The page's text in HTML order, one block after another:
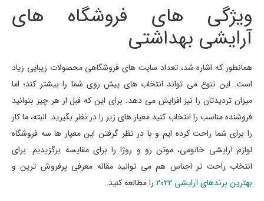
ویژگی های فروشگاه های
آرایشی بهداشتی
همانطور که اشاره شد، تعداد سایت های فروشگاهی محصولات زیبایی زیاد
است. این تنوع می تواند انتخاب های پیش روی شما را بیشتر کند؛ اما
میزان تردیدتان را نیز افزایش می دهد. برای این که قبل از هر چیز بتوانید
فروشنده مناسب را انتخاب کنید معیار های زیر را در نظر بگیرید. البته، ما کار
را برای شما راحت کرده ایم و با در نظر گرفتن این معیار ها سه فروشگاه
لوازم آرایشی خانومی، موتن رو و روژا را برای مقایسه برگزیدیم. برای
انتخاب راحت تر اجناس هم می توانید مقاله معرفی پرفروش ترین و
بهترین برندهای آرایشی 2022
را مطالعه کنید.